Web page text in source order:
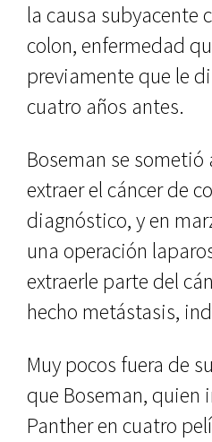
la causa subyacente
colon, enfermedad
previamente que le
cuatro años antes.
Boseman se sometió
extraer el cáncer de
diagnóstico, y en
una operación
extraerle parte del
hecho metástasis,
Muy pocos fuera de
que Boseman, quien
Panther en cuatro